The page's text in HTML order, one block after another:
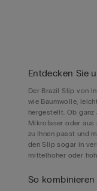
Entdecken Sie
Der Brazil Slip von
wie Baumwolle,
hergestellt. Ob
Mikrofaser oder aus
zu Ihnen passt und
den Slip sogar in
mittelhoher oder
So kombinieren